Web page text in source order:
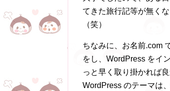
てきた旅行記等が無く
（笑）
ちなみに、お名前.com
をし、WordPress をイ
っと早く取り掛かれば良
WordPress のテーマは